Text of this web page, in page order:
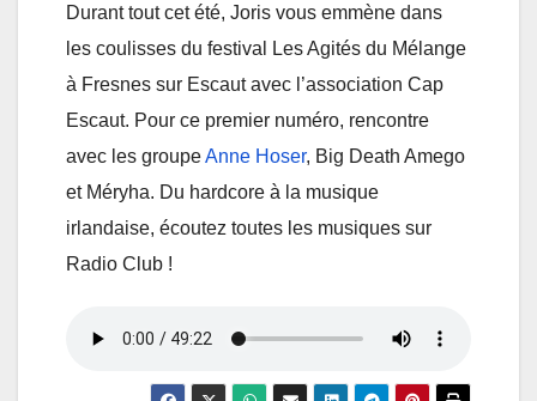
Durant tout cet été, Joris vous emmène dans
les coulisses du festival Les Agités du Mélange
à Fresnes sur Escaut avec l’association Cap
Escaut. Pour ce premier numéro, rencontre
avec les groupeAnne Hoser, Big Death Amego
et Méryha. Du hardcore à la musique
irlandaise, écoutez toutes les musiques sur
Radio Club !